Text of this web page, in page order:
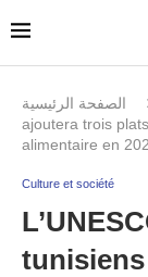
الصفحة الرئيسية
ajoutera trois
alimentaire en
Culture et société